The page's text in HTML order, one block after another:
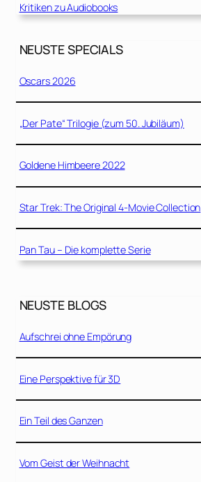
Kritiken zu Audiobooks
NEUSTE SPECIALS
Oscars 2026
„Der Pate“ Trilogie (zum 50. Jubiläum)
Goldene Himbeere 2022
Star Trek: The Original 4-Movie Collection
Pan Tau – Die komplette Serie
NEUSTE BLOGS
Aufschrei ohne Empörung
Eine Perspektive für 3D
Ein Teil des Ganzen
Vom Geist der Weihnacht